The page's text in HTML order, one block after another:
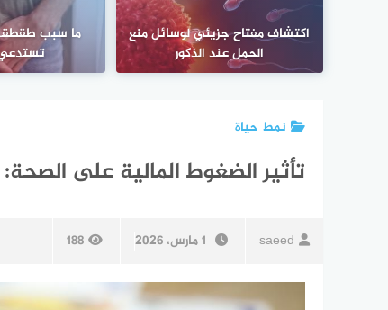
اكتشاف مفتاح جزيئي لوسائل منع
الحمل عند الذكور
ما سبب
نمط حياة
تأثير الضغوط المالية على
saeed 1 مارس، 2026 188